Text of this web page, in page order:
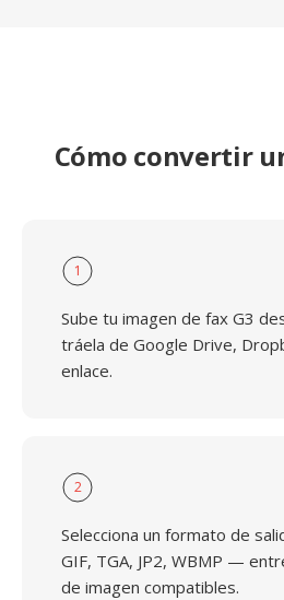
Cómo convertir
1
Sube tu imagen de fax G3
tráela de Google Drive,
enlace.
2
Selecciona un formato de
GIF, TGA, JP2, WBMP —
de imagen compatibles.